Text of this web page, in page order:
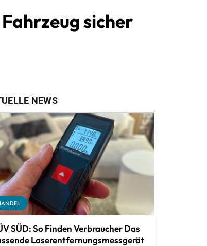
sicher
NEWS
SÜD: So Finden Verbraucher Das
Laserentfernungsmessgerät